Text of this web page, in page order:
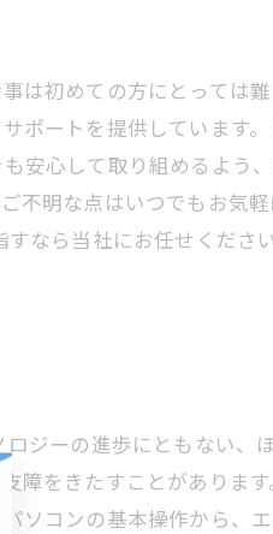
は初めての方にとっては
ポートを提供しています
安心して取り組めるよう
不明な点はいつでもお気
なら当社にお任せくださ
ジーの進歩にともない、
障をきたすことがありま
ソコンの基本操作から、